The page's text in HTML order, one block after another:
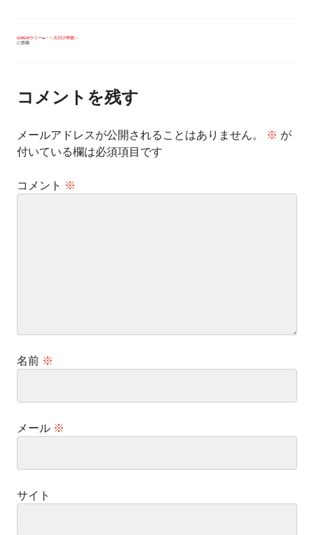
投
シ
ョ
GO!GO!ラリー
～大川小学校～
に投稿
コメントを残す
メールアドレスが公開されることはありません。 ※ が
付いている欄は必須項目です
コメント ※
名前 ※
メール ※
サイト